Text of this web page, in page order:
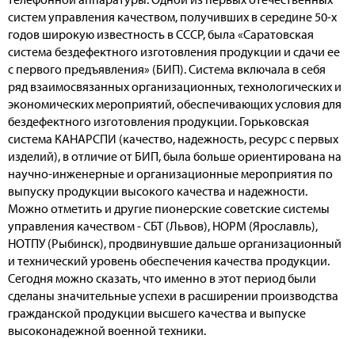
систем управления качеством, получивших в середине 50-х
годов широкую известность в СССР, была «Саратовская
система бездефектного изготовления продукции и сдачи ее
с первого предъявления» (БИП). Система включала в себя
ряд взаимосвязанных организационных, технологических и
экономических мероприятий, обеспечивающих условия для
бездефектного изготовления продукции. Горьковская
система КАНАРСПИ (качество, надежность, ресурс с первых
изделий), в отличие от БИП, была больше ориентирована на
научно-инженерные и организационные мероприятия по
выпуску продукции высокого качества и надежности.
Можно отметить и другие пионерские советские системы
управления качеством - СБТ (Львов), НОРМ (Ярославль),
НОТПУ (Рыбинск), продвинувшие дальше организационный
и технический уровень обеспечения качества продукции.
Сегодня можно сказать, что именно в этот период были
сделаны значительные успехи в расширении производства
гражданской продукции высшего качества и выпуске
высоконадежной военной техники.